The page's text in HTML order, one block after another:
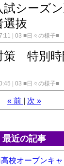
試シーズ
選抜
03 ■日々の様子■
策 特別
03 ■日々の様子■
« 前 次 »
最近の記事
校オープンキ